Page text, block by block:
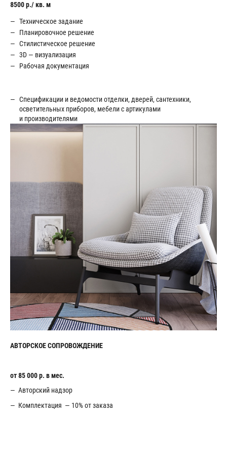
8500 p./ кв. м
Техническое задание
Планировочное решение
Стилистическое решение
3D — визуализация
Рабочая документация
Спецификации и ведомости отделки, дверей, сантехники,
осветительных приборов, мебели с артикулами
и производителями
АВТОРСКОЕ СОПРОВОЖДЕНИЕ
от 85 000 р. в мес.
— Авторский надзор
— Комплектация — 10% от заказа